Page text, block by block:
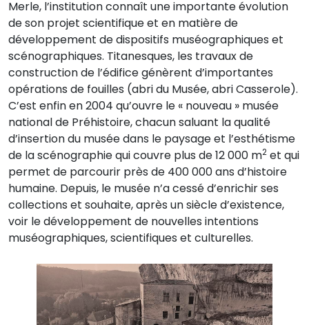
Merle, l’institution connaît une importante évolution
de son projet scientifique et en matière de
développement de dispositifs muséographiques et
scénographiques. Titanesques, les travaux de
construction de l’édifice génèrent d’importantes
opérations de fouilles (abri du Musée, abri Casserole).
C’est enfin en 2004 qu’ouvre le « nouveau » musée
national de Préhistoire, chacun saluant la qualité
d’insertion du musée dans le paysage et l’esthétisme
de la scénographie qui couvre plus de 12 000 m2 et qui
permet de parcourir près de 400 000 ans d’histoire
humaine. Depuis, le musée n’a cessé d’enrichir ses
collections et souhaite, après un siècle d’existence,
voir le développement de nouvelles intentions
muséographiques, scientifiques et culturelles.